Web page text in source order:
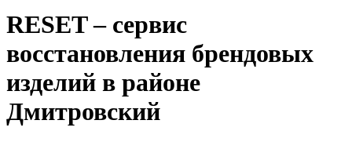
RESET – сервис
восстановления брендовых
изделий в районе
Дмитровский